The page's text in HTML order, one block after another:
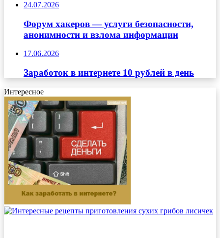
24.07.2026
Форум хакеров — услуги безопасности,
анонимности и взлома информации
17.06.2026
Заработок в интернете 10 рублей в день
Интересное